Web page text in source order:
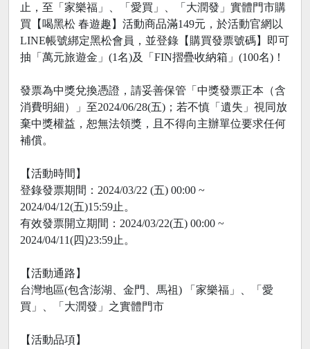
止，至「家樂福」、「愛買」、「大潤發」實體門市購
買【喝黑松 春遊趣】活動商品滿149元，於活動官網以
LINE帳號綁定黑松會員，並登錄【購買發票號碼】即可
抽「萬元旅遊金」(1名)及「FIN摺疊收納箱」(100名)！
發票為中獎兌換憑證，請妥善保管「中獎發票正本（含
消費明細）」至2024/06/28(五)；若不慎「遺失」視同放
棄中獎權益，恕無法領獎，且不得向主辦單位要求任何
補償。
【活動時間】
登錄發票期間：2024/03/22 (五) 00:00 ~
2024/04/12(五)15:59止。
有效發票開立期間：2024/03/22(五) 00:00 ~
2024/04/11(四)23:59止。
【活動通路】
台灣地區(包含澎湖、金門、馬祖) 「家樂福」、「愛
買」、「大潤發」之實體門市
【活動品項】